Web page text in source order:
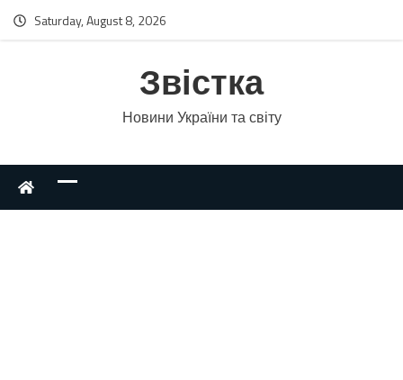
Saturday, August 8, 2026
Звістка
Новини України та світу